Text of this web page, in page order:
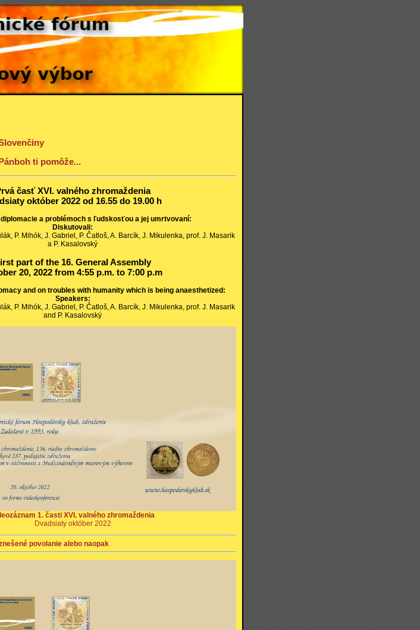
ti pomôže...
časť XVI. valného zhromaždenia
október 2022 od 16.55 do 19.00 h
a problémoch s ľudskosťou a jej umrtvovaní:
Diskutovali:
P. Mihók, J. Gabriel, P. Čatloš, A. Barcík, J. Mikulenka, prof. J. Masarik
a P. Kasalovský
part of the 16. General Assembly
20, 2022 from 4:55 p.m. to 7:00 p.m
and on troubles with humanity which is being anaesthetized:
Speakers:
P. Mihók, J. Gabriel, P. Čatloš, A. Barcík, J. Mikulenka, prof. J. Masarik
and P. Kasalovský
1. časti XVI. valného zhromaždenia
Dvadsiaty október 2022
povolanie alebo naopak